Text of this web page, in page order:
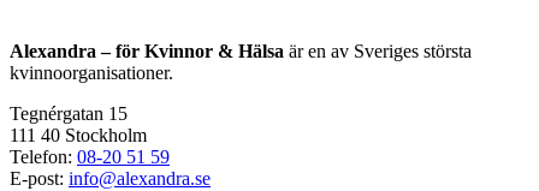
Alexandra – för Kvinnor & Hälsa är en av Sveriges största
kvinnoorganisationer.
Tegnérgatan 15
111 40 Stockholm
Telefon: 08-20 51 59
E-post: info@alexandra.se